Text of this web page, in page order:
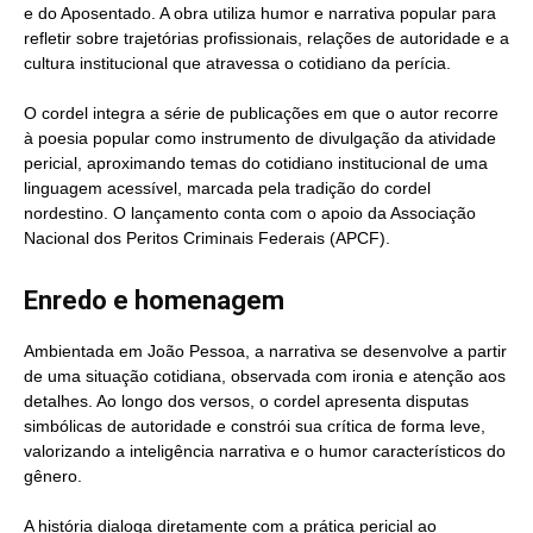
e do Aposentado. A obra utiliza humor e narrativa popular para
refletir sobre trajetórias profissionais, relações de autoridade e a
cultura institucional que atravessa o cotidiano da perícia.
O cordel integra a série de publicações em que o autor recorre
à poesia popular como instrumento de divulgação da atividade
pericial, aproximando temas do cotidiano institucional de uma
linguagem acessível, marcada pela tradição do cordel
nordestino. O lançamento conta com o apoio da Associação
Nacional dos Peritos Criminais Federais (APCF).
Enredo e homenagem
Ambientada em João Pessoa, a narrativa se desenvolve a partir
de uma situação cotidiana, observada com ironia e atenção aos
detalhes. Ao longo dos versos, o cordel apresenta disputas
simbólicas de autoridade e constrói sua crítica de forma leve,
valorizando a inteligência narrativa e o humor característicos do
gênero.
A história dialoga diretamente com a prática pericial ao